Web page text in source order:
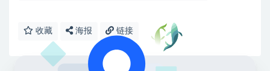
收藏 海报 链接